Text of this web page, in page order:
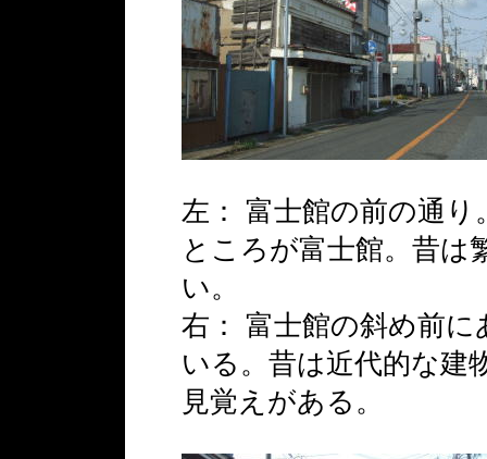
左： 富士館の前の通
ところが富士館。昔は
い。
右： 富士館の斜め前
いる。昔は近代的な建
見覚えがある。